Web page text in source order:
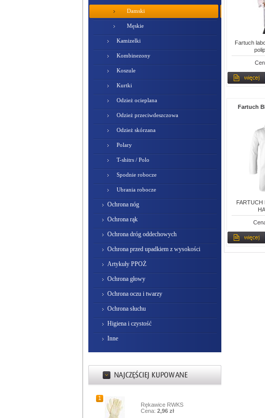
Damski
Męskie
Kamizelki
Kombinezony
Koszule
Kurtki
Odzież ocieplana
Odzież przeciwdeszczowa
Odzież skórzana
Polary
T-shitrs / Polo
Spodnie robocze
Ubrania robocze
Ochrona nóg
Ochrona rąk
Ochrona dróg oddechowych
Ochrona przed upadkiem z wysokości
Artykuły PPOŻ
Ochrona głowy
Ochrona oczu i twarzy
Ochrona słuchu
Higiena i czystość
Inne
1
Rękawice RWKS
Cena: 2,96 zł
Fartuch
Fartuch
FARTUCH